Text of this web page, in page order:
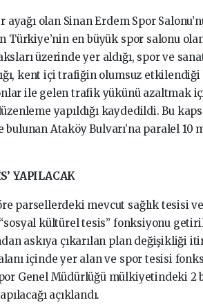
olan Sinan Erdem Spor
Türkiye’nin en büyük spor salonu
üzerinde yer aldığı, spor ve
kent içi trafiğin olumsuz
ile gelen trafik yükünü azaltmak
yapıldığı kaydedildi. Bu
bulunan Ataköy Bulvarı’na paralel 10
YAPILACAK
parsellerdeki mevcut sağlık tesisi
kültürel tesis” fonksiyonu
askıya çıkarılan plan değişikliği
içinde yer alan ve spor tesisi
Genel Müdürlüğü mülkiyetindeki
açıklandı.